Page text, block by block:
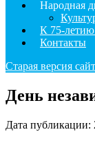
Народная
К 75-
Контакты
Старая версия
День
Дата публикации: